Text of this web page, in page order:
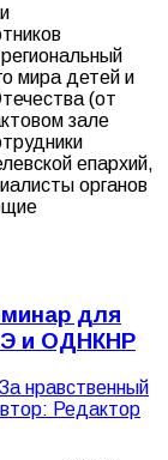
мира детей и
(от
зале
епархий,
органов
для
и ОДНКНР
За нравственный
Редактор